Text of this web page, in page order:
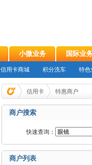
小微业务 国际业
信用卡商城 积分洗车 特色
信用卡 特惠商户
商户搜索
快速查询：
商户列表